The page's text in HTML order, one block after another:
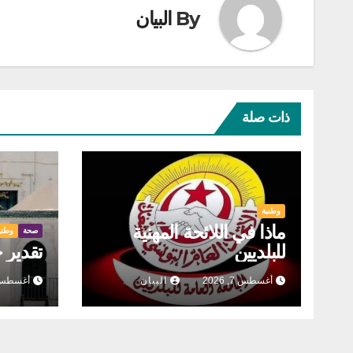
By البيان
ذات صلة
وطنية
ماذا في اللائحة المهنية
للبلديين
أغسطس 7, 2026 البيان
صحة
أغسطس 6,